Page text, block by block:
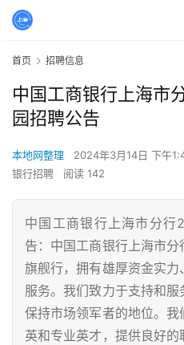
首页 招聘信息
中国工商银行上海市
园招聘公告
本地网整理 2024年3月14日 下午
银行招聘
阅读 142
中国工商银行上海市分行
告：中国工商银行上海市
旗舰行，拥有雄厚资金实
服务。我们致力于支持和
保持市场领军者的地位。
英和专业英才，提供良好